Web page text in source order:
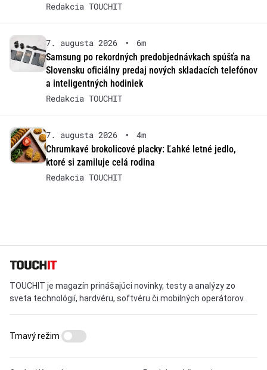
Redakcia TOUCHIT
7. augusta 2026 •
6m
Samsung po rekordných predobjednávkach spúšťa na
Slovensku oficiálny predaj nových skladacích telefónov
a inteligentných hodiniek
Redakcia TOUCHIT
7. augusta 2026 •
4m
Chrumkavé brokolicové placky: Ľahké letné jedlo,
ktoré si zamiluje celá rodina
Redakcia TOUCHIT
TOUCHIT je magazín prinášajúci novinky, testy a analýzy zo
sveta technológií, hardvéru, softvéru či mobilných operátorov.
Tmavý režim